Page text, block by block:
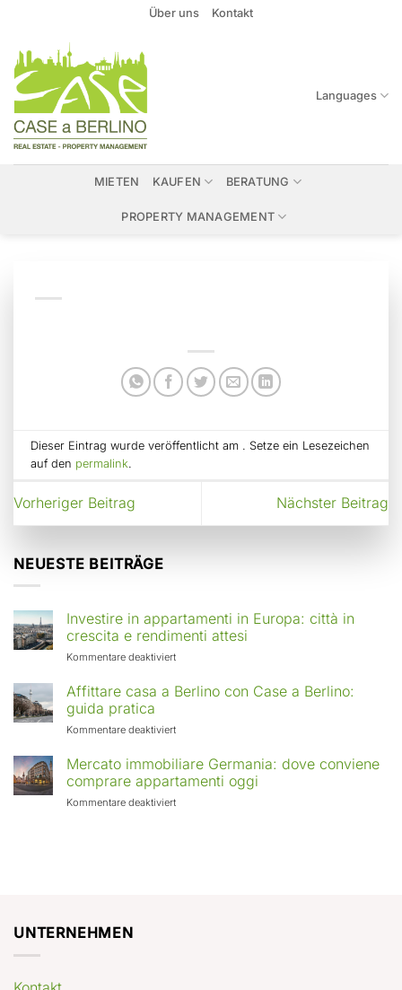
springen
Über uns Kontakt
Languages
MIETEN KAUFEN BERATUNG
PROPERTY MANAGEMENT
Dieser Eintrag wurde veröffentlicht am . Setze ein Lesezeichen
auf den permalink.
Vorheriger Beitrag Nächster Beitrag
NEUESTE BEITRÄGE
Investire in appartamenti in Europa: città in
crescita e rendimenti attesi
Kommentare deaktiviertfür
in
Europa:
in
crescita
rendimenti
Affittare casa a Berlino con Case a Berlino:
guida pratica
Kommentare deaktiviertfür
casa
a
Berlino
con
Mercato immobiliare Germania: dove conviene
comprare appartamenti oggi
Kommentare deaktiviertfür
UNTERNEHMEN